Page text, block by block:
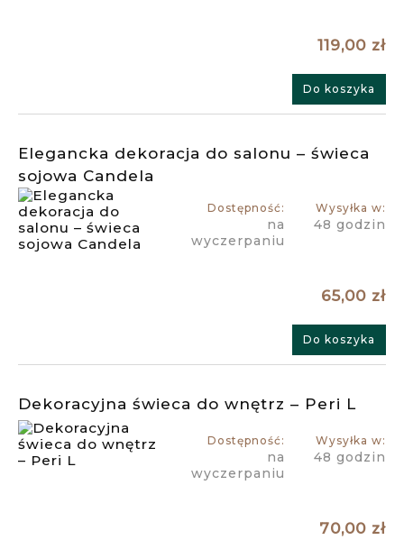
119,00 zł
Do koszyka
Elegancka dekoracja do salonu – świeca
sojowa Candela
Dostępność:
na
wyczerpaniu
Wysyłka w:
48 godzin
65,00 zł
Do koszyka
Dekoracyjna świeca do wnętrz – Peri L
Dostępność:
na
wyczerpaniu
Wysyłka w:
48 godzin
70,00 zł